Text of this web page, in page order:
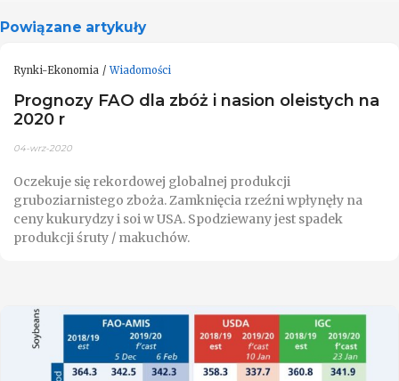
Powiązane artykuły
Rynki-Ekonomia Wiadomości
Prognozy FAO dla zbóż i nasion oleistych na
2020 r
04-wrz-2020
Oczekuje się rekordowej globalnej produkcji
gruboziarnistego zboża. Zamknięcia rzeźni wpłynęły na
ceny kukurydzy i soi w USA. Spodziewany jest spadek
produkcji śruty / makuchów.